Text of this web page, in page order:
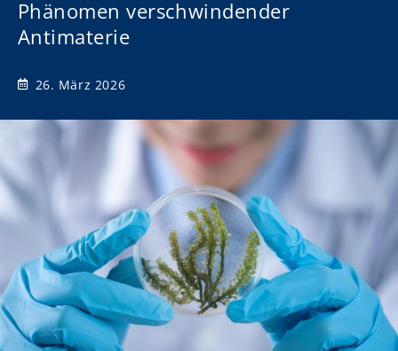
Phänomen verschwindender
Antimaterie
26. März 2026